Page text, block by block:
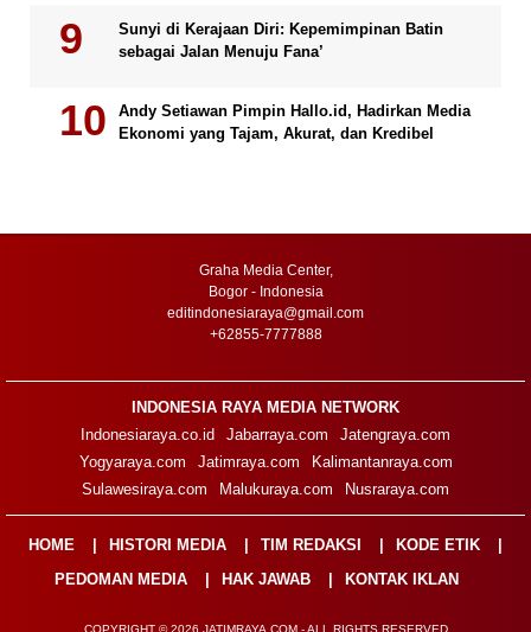
Sunyi di Kerajaan Diri: Kepemimpinan Batin
sebagai Jalan Menuju Fana’
Andy Setiawan Pimpin Hallo.id, Hadirkan Media
Ekonomi yang Tajam, Akurat, dan Kredibel
Graha Media Center,
Bogor - Indonesia
editindonesiaraya@gmail.com
+62855-7777888
INDONESIA RAYA MEDIA NETWORK
Indonesiaraya.co.id
Jabarraya.com
Jatengraya.com
Yogyaraya.com
Jatimraya.com
Kalimantanraya.com
Sulawesiraya.com
Malukuraya.com Nusraraya.com
HOME HISTORI MEDIA TIM REDAKSI
KODE ETIK
PEDOMAN MEDIA
HAK JAWAB KONTAK IKLAN
COPYRIGHT © 2026 JATIMRAYA.COM - ALL RIGHTS RESERVED